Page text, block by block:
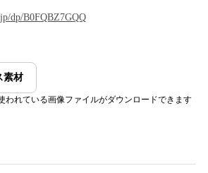
dp/B0FQBZ7GQQ
素材
われている画像ファイルがダウンロードできます